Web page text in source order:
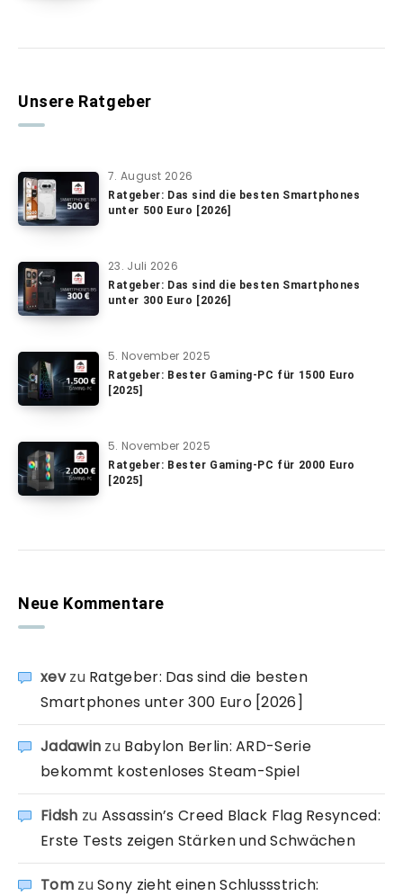
Unsere Ratgeber
7. August 2026
Ratgeber: Das sind die besten Smartphones
unter 500 Euro [2026]
23. Juli 2026
Ratgeber: Das sind die besten Smartphones
unter 300 Euro [2026]
5. November 2025
Ratgeber: Bester Gaming-PC für 1500 Euro
[2025]
5. November 2025
Ratgeber: Bester Gaming-PC für 2000 Euro
[2025]
Neue Kommentare
xevzu Ratgeber: Das sind die besten
Smartphones unter 300 Euro [2026]
Jadawin zu Babylon Berlin: ARD-Serie
bekommt kostenloses Steam-Spiel
Fidsh zu Assassin’s Creed Black Flag Resynced:
Erste Tests zeigen Stärken und Schwächen
TomzuSony zieht einen Schlussstrich: